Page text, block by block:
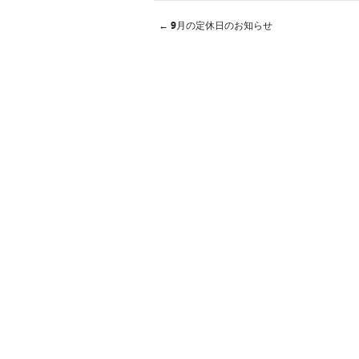
← 9月の定休日のお知らせ